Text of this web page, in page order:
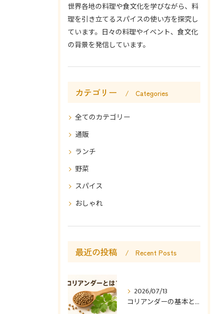
世界各地の料理や食文化を学びながら、料
理を引き立てるスパイスの使い方を探究し
ています。日々の料理やイベント、食文化
の背景を発信しています。
カテゴリー Categories
全てのカテゴリー
通販
ランチ
野菜
スパイス
おしゃれ
最近の投稿 Recent Posts
2026/07/13
コリアンダーの基本と使い方